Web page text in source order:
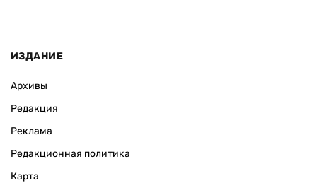
ИЗДАНИЕ
Архивы
Редакция
Реклама
Редакционная политика
Карта